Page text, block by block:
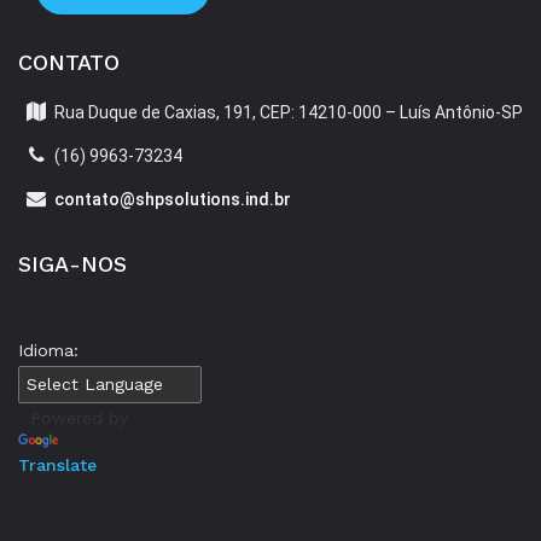
CONTATO
Rua Duque de Caxias, 191, CEP: 14210-000 – Luís Antônio-SP
(16) 9963-73234
contato@shpsolutions.ind.br
SIGA-NOS
Idioma:
Translate